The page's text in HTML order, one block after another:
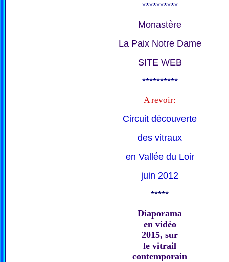
**********
Monastère
La Paix Notre Dame
SITE WEB
**********
A revoir:
Circuit découverte
des vitraux
en Vallée du Loir
juin 2012
*****
Diaporama
en vidéo
2015, sur
le vitrail
contemporain